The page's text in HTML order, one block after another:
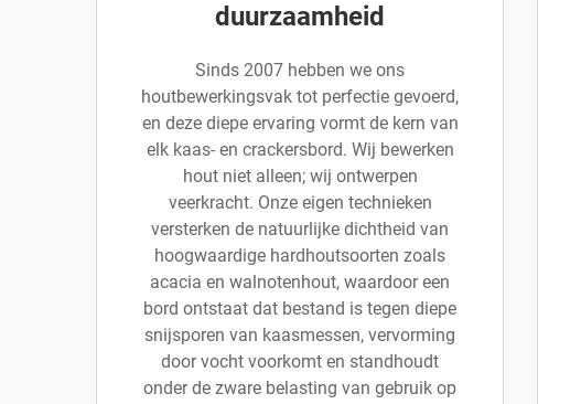
duurzaamheid
Sinds 2007 hebben we ons
houtbewerkingsvak tot perfectie gevoerd,
en deze diepe ervaring vormt de kern van
elk kaas- en crackersbord. Wij bewerken
hout niet alleen; wij ontwerpen
veerkracht. Onze eigen technieken
versterken de natuurlijke dichtheid van
hoogwaardige hardhoutsoorten zoals
acacia en walnotenhout, waardoor een
bord ontstaat dat bestand is tegen diepe
snijsporen van kaasmessen, vervorming
door vocht voorkomt en standhoudt
onder de zware belasting van gebruik op